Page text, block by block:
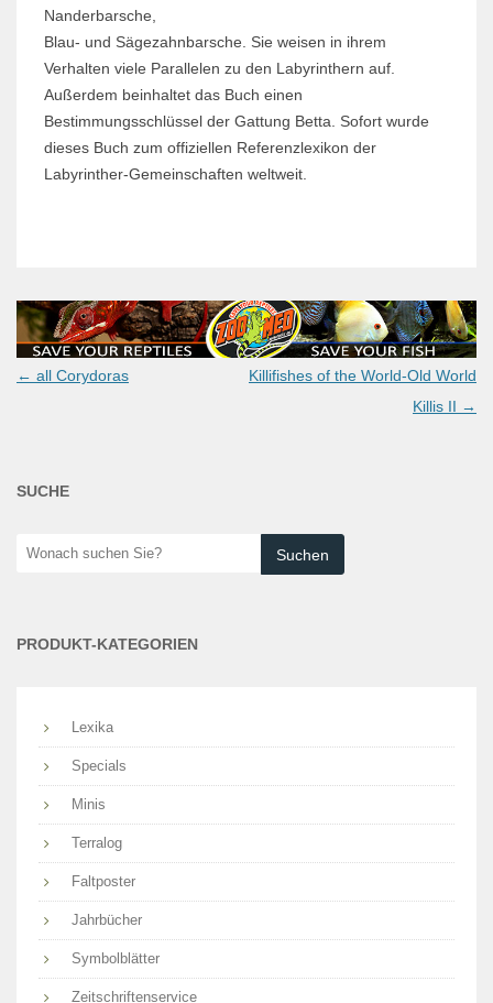
Nanderbarsche,
Blau- und Sägezahnbarsche. Sie weisen in ihrem
Verhalten viele Parallelen zu den Labyrinthern auf.
Außerdem beinhaltet das Buch einen
Bestimmungsschlüssel der Gattung Betta. Sofort wurde
dieses Buch zum offiziellen Referenzlexikon der
Labyrinther-Gemeinschaften weltweit.
Post
← all Corydoras
Killifishes of the World-Old World
Killis II →
SUCHE
Wonach
PRODUKT-KATEGORIEN
Lexika
Specials
Minis
Terralog
Faltposter
Jahrbücher
Symbolblätter
Zeitschriftenservice